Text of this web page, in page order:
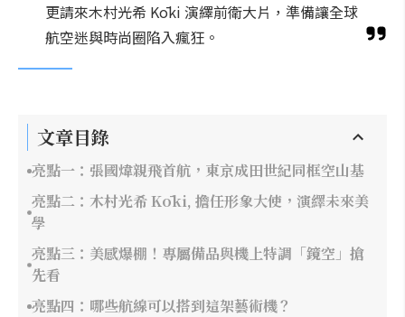
更請來木村光希 Kōki 演繹前衛大片，準備讓全球
航空迷與時尚圈陷入瘋狂。
文章目錄
亮點一：張國煒親飛首航，東京成田世紀同框空山基
亮點二：木村光希 Kōki, 擔任形象大使，演繹未來美
學
亮點三：美感爆棚！專屬備品與機上特調「鏡空」搶
先看
亮點四：哪些航線可以搭到這架藝術機？